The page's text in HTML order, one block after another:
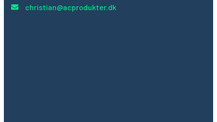
christian@acprodukter.dk